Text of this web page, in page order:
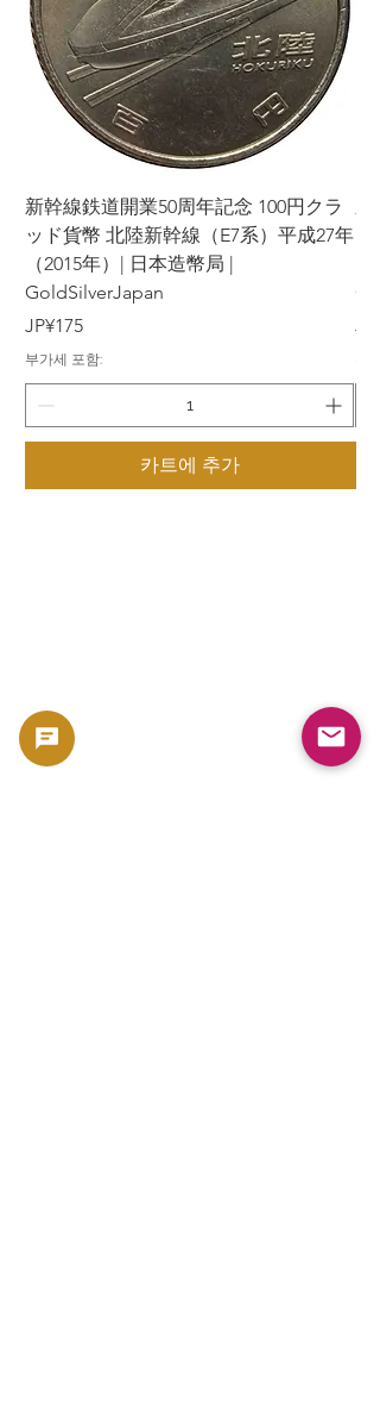
新幹線鉄道開業50周年記念 100円クラ
ッド貨幣 北陸新幹線（E7系）平成27年
（2015年）| 日本造幣局 |
GoldSilverJapan
가격
JP¥175
부가세 포함:
카트에 추가